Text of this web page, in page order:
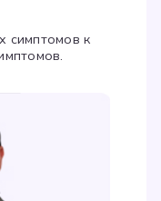
симптомов к